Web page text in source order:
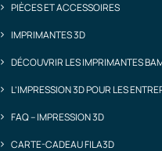
PIÈCES ET ACCESSOIRES
IMPRIMANTES 3D
DÉCOUVRIR LES IMPRIMANTES
L’IMPRESSION 3D POUR LES
FAQ – IMPRESSION 3D
CARTE-CADEAU FILA3D